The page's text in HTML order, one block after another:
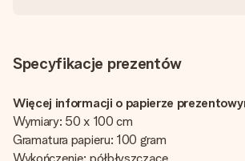
Specyfikacje prezentów
Więcej informacji o papierze
Wymiary: 50 x 100 cm
Gramatura papieru: 100 gram